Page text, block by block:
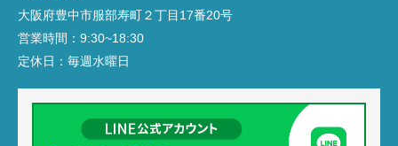
大阪府豊中市服部寿町２丁目17番20号
営業時間： 9:30~18:30
定休日： 毎週水曜日